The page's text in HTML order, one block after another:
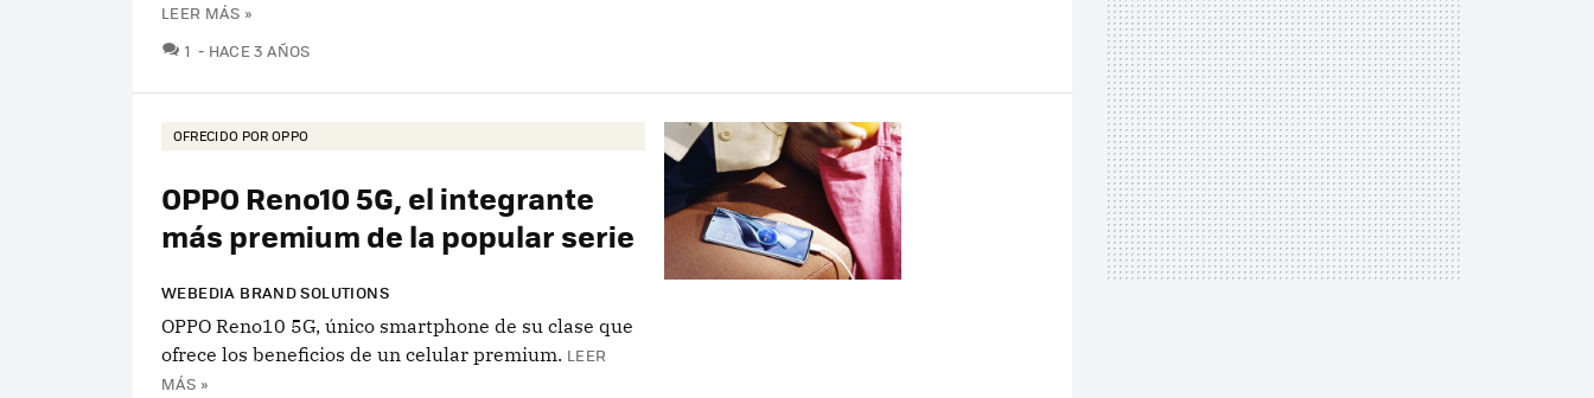
LEER MÁS »
1 COMENTARIOS
HACE 3 AÑOS
OFRECIDO POR OPPO
OPPO Reno10 5G, el integrante
más premium de la popular serie
WEBEDIA BRAND SOLUTIONS
OPPO Reno10 5G, único smartphone de su clase que
ofrece los beneficios de un celular premium. LEER
MÁS »